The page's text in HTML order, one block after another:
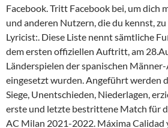
Facebook. Tritt Facebook bei, um dich
und anderen Nutzern, die du kennst,
Lyricist:. Diese Liste nennt sämtliche
dem ersten offiziellen Auftritt, am
Länderspielen der spanischen
eingesetzt wurden. Angeführt werden
Siege, Unentschieden, Niederlagen,
erste und letzte bestrittene Match für
AC Milan 2021-2022. Máxima Calidad